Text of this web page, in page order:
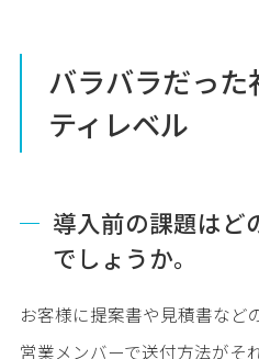
バラバラだった
ティレベル
導入前の課題はど
でしょうか。
お客様に提案書や見積書など
営業メンバーで送付方法がそ